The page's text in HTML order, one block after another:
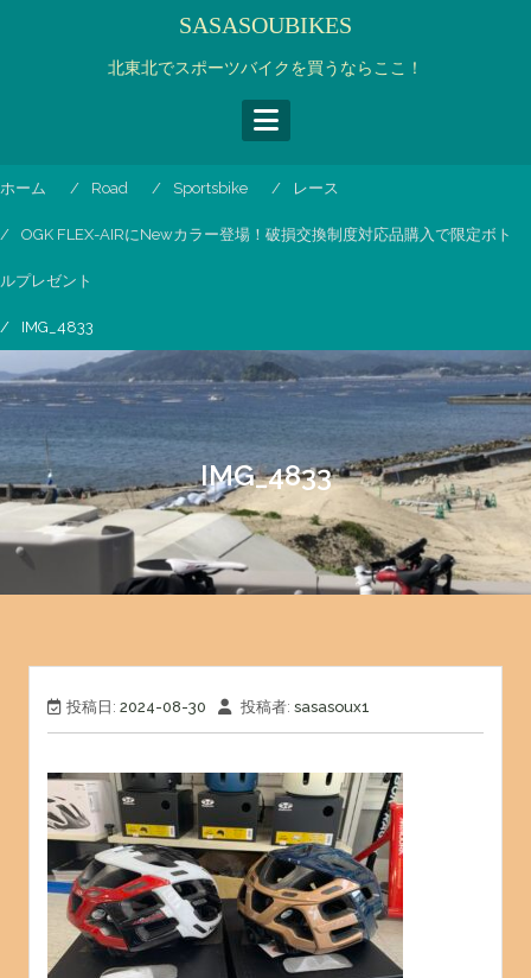
キ
プ
SASASOUBIKES
北東北でスポーツバイクを買うならここ！
ホーム Road Sportsbike レース
OGK FLEX-AIRにNewカラー登場！破損交換制度対応品購入で限定ボト
ルプレゼント
IMG_4833
IMG_4833
投稿日: 2024-08-30 投稿者: sasasoux1